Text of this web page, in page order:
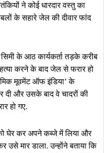
ने कोई धारदार वस्तु का
के सहारे जेल की दीवार फांद
के आठ कार्यकर्ता तड़के करीब
करने के बाद जेल से फरार हो
मूवमेंट ऑफ इंडिया’ के
दी और उसके बाद वे चादरों की
हो गए.
घेर कर अपने कब्जे में लिया और
मार डाला. उन्होंने बताया कि